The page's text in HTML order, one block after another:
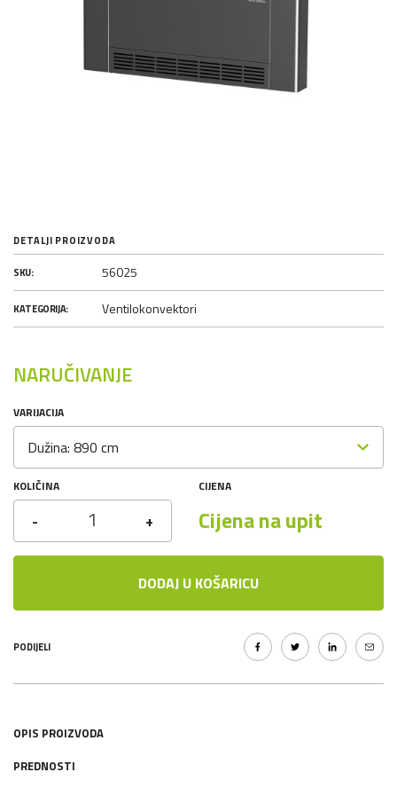
DETALJI PROIZVODA
SKU: 56025
KATEGORIJA: Ventilokonvektori
NARUČIVANJE
VARIJACIJA
Dužina: 890 cm
KOLIČINA
- +
CIJENA
Cijena na upit
DODAJ U KOŠARICU
PODIJELI
OPIS PROIZVODA
PREDNOSTI